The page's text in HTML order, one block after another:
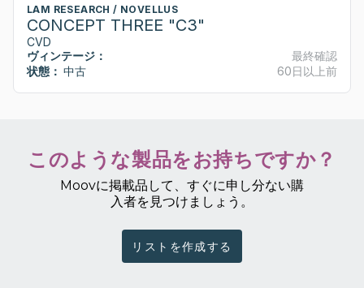
LAM RESEARCH / NOVELLUS
CONCEPT THREE "C3"
CVD
ヴィンテージ：
状態： 中古
最終確認
60日以上前
このような製品をお持ちですか？
Moovに掲載品して、すぐに申し分ない購
入者を見つけましょう。
リストを作成する